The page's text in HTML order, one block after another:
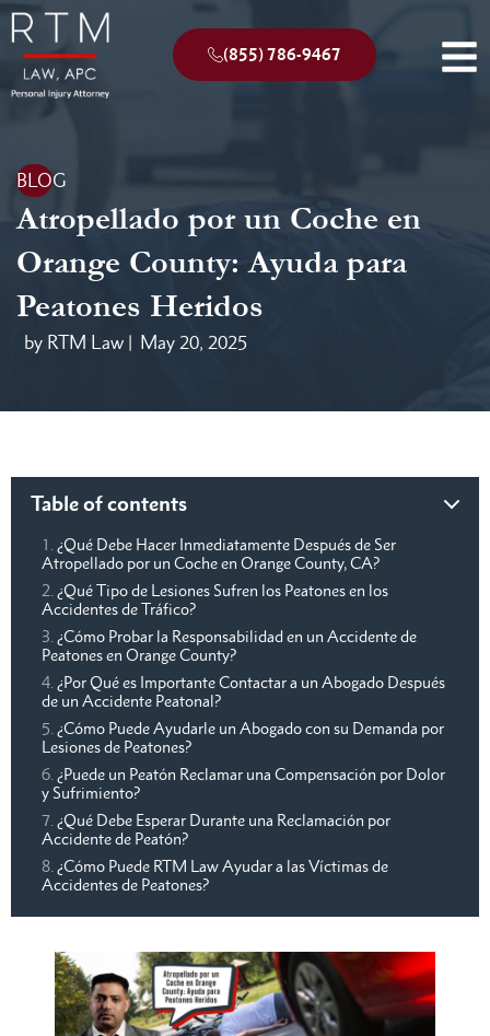
(855) 786-9467
BLOG
Atropellado por un Coche en
Orange County: Ayuda para
Peatones Heridos
by RTM Law | May 20, 2025
Table of contents
¿Qué Debe Hacer Inmediatamente Después de Ser
Atropellado por un Coche en Orange County, CA?
¿Qué Tipo de Lesiones Sufren los Peatones en los
Accidentes de Tráfico?
¿Cómo Probar la Responsabilidad en un Accidente de
Peatones en Orange County?
¿Por Qué es Importante Contactar a un Abogado Después
de un Accidente Peatonal?
¿Cómo Puede Ayudarle un Abogado con su Demanda por
Lesiones de Peatones?
¿Puede un Peatón Reclamar una Compensación por Dolor
y Sufrimiento?
¿Qué Debe Esperar Durante una Reclamación por
Accidente de Peatón?
¿Cómo Puede RTM Law Ayudar a las Víctimas de
Accidentes de Peatones?